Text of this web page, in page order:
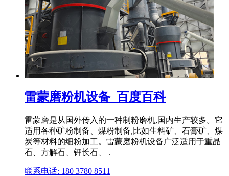
雷蒙磨粉机设备_百度百科
雷蒙磨是从国外传入的一种制粉磨机,国内生产较多。它
适用各种矿粉制备、煤粉制备,比如生料矿、石膏矿、煤
炭等材料的细粉加工。雷蒙磨粉机设备广泛适用于重晶
石、方解石、钾长石、 .
联系电话: 180 3780 8511